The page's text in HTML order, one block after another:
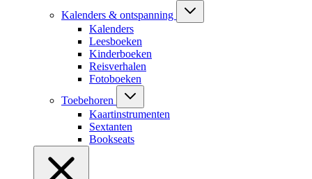
Kalenders & ontspanning
Kalenders
Leesboeken
Kinderboeken
Reisverhalen
Fotoboeken
Toebehoren
Kaartinstrumenten
Sextanten
Bookseats